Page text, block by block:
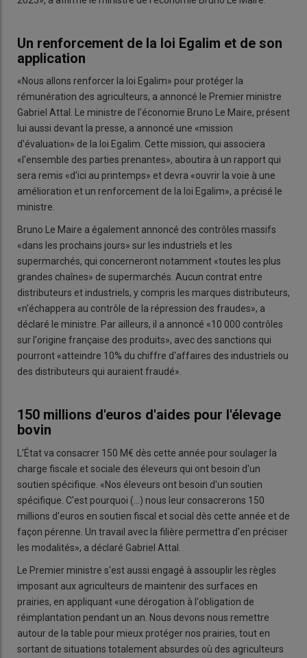
Un renforcement de la loi Egalim et de son
application
«Nous allons renforcer la loi Egalim» pour protéger la
rémunération des agriculteurs, a annoncé le Premier ministre
Gabriel Attal. Le ministre de l'économie Bruno Le Maire, présent
lui aussi devant la presse, a annoncé une «mission
d'évaluation» de la loi Egalim. Cette mission, qui associera
«l'ensemble des parties prenantes», aboutira à un rapport qui
sera remis «d'ici au printemps» et devra «ouvrir la voie à une
amélioration et un renforcement de la loi Egalim», a précisé le
ministre.
Bruno Le Maire a également annoncé des contrôles massifs
«dans les prochains jours» sur les industriels et les
supermarchés, qui concerneront notamment «toutes les plus
grandes chaînes» de supermarchés. Aucun contrat entre
distributeurs et industriels, y compris les marques distributeurs,
«n'échappera au contrôle de la répression des fraudes», a
déclaré le ministre. Par ailleurs, il a annoncé «10 000 contrôles
sur l'origine française des produits», avec des sanctions qui
pourront «atteindre 10% du chiffre d'affaires des industriels ou
des distributeurs qui auraient fraudé».
150 millions d'euros d'aides pour l'élevage
bovin
L'État va consacrer 150 M€ dès cette année pour soulager la
charge fiscale et sociale des éleveurs qui ont besoin d'un
soutien spécifique. «Nos éleveurs ont besoin d'un soutien
spécifique. C'est pourquoi (...) nous leur consacrerons 150
millions d'euros en soutien fiscal et social dès cette année et de
façon pérenne. Un travail avec la filière permettra d'en préciser
les modalités», a déclaré Gabriel Attal.
Le Premier ministre s'est aussi engagé à assouplir les règles
imposant aux agriculteurs de maintenir des surfaces en
prairies, en appliquant «une dérogation à l'obligation de
réimplantation pendant un an. Nous devons nous remettre
autour de la table pour mieux protéger nos prairies, tout en
sortant de situations totalement absurdes où des agriculteurs